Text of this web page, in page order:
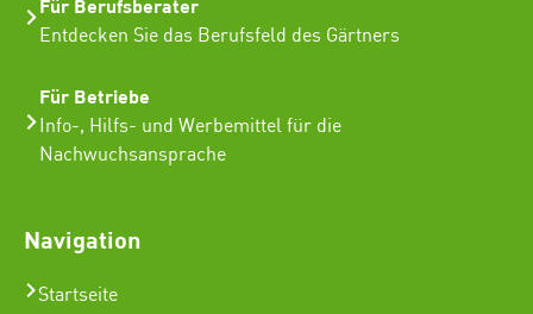
Für Berufsberater
Entdecken Sie das Berufsfeld des Gärtners
Für Betriebe
Info-, Hilfs- und Werbemittel für die
Nachwuchsansprache
Navigation
Startseite